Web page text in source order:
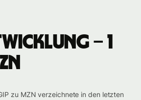
– 1
zu MZN verzeichnete in den letzten